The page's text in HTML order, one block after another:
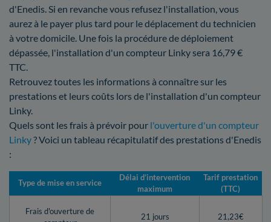
d'Enedis. Si en revanche vous refusez l'installation, vous
aurez à le payer plus tard pour le déplacement du technicien
à votre domicile. Une fois la procédure de déploiement
dépassée, l'installation d'un compteur Linky sera 16,79 €
TTC.
Retrouvez toutes les informations à connaître sur les
prestations et leurs coûts lors de l'installation d'un compteur
Linky.
Quels sont les frais à prévoir pour l'ouverture d'un compteur
Linky? Voici un tableau récapitulatif des prestations d'Enedis
:
Type de mise en service
Délai d’intervention
maximum
Tarif prestation
(TTC)
Frais d'ouverture de
21 jours 21,23€